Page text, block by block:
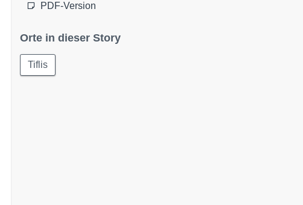
PDF-Version
Orte in dieser Story
Tiflis